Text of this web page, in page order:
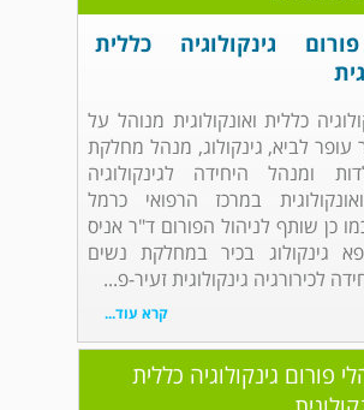
גינקולוגיה כללית
כללית ואונקולוגית מנוהל על
עופר לביא, גינקולוג, מנהל מחלקת
ומנהל היחידה לגינקולוגיה
במרכז הרפואי כרמל
כן שותף לניהול הפורום ד"ר אניס
גינקולוג בכיר במחלקת נשים
לכירורגיה גינקולוגית זעיר-פ...
קרא עוד...
פורום גינקולוגיה כללית